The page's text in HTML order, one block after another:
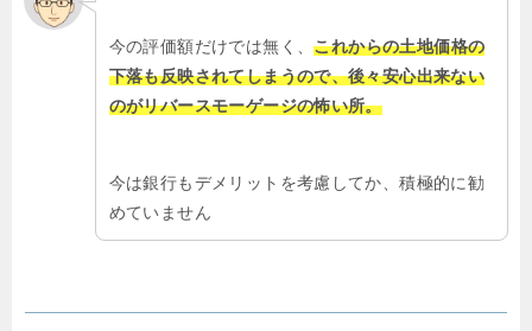
今の評価額だけでは無く、これからの土地価格の
下落も反映されてしまうので、後々安心出来ない
のがリバースモーゲージの怖い所。
今は銀行もデメリットを考慮してか、積極的に勧
めていません